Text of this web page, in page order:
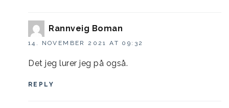
Rannveig Boman
14. NOVEMBER 2021 AT 09:32
Det jeg lurer jeg på også.
REPLY